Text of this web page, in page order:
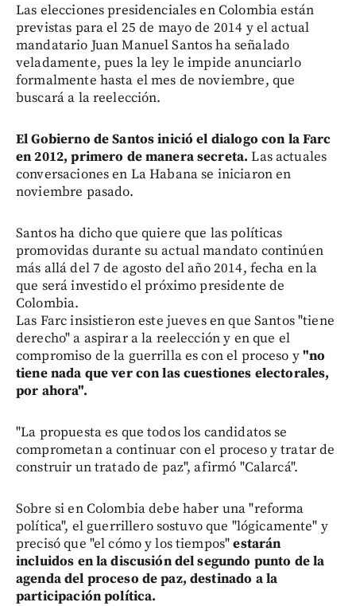
Las elecciones presidenciales en Colombia están
previstas para el 25 de mayo de 2014 y el actual
mandatario Juan Manuel Santos ha señalado
veladamente, pues la ley le impide anunciarlo
formalmente hasta el mes de noviembre, que
buscará a la reelección.
El Gobierno de Santos inició el dialogo con la Farc
en 2012, primero de manera secreta. Las actuales
conversaciones en La Habana se iniciaron en
noviembre pasado.
Santos ha dicho que quiere que las políticas
promovidas durante su actual mandato continúen
más allá del 7 de agosto del año 2014, fecha en la
que será investido el próximo presidente de
Colombia.
Las Farc insistieron este jueves en que Santos "tiene
derecho" a aspirar a la reelección y en que el
compromiso de la guerrilla es con el proceso y"no
tiene nada que ver con las cuestiones electorales,
por ahora".
"La propuesta es que todos los candidatos se
comprometan a continuar con el proceso y tratar de
construir un tratado de paz", afirmó "Calarcá".
Sobre si en Colombia debe haber una "reforma
política", el guerrillero sostuvo que "lógicamente" y
precisó que "el cómo y los tiempos"estarán
incluidos en la discusión del segundo punto de la
agenda del proceso de paz, destinado a la
participación política.